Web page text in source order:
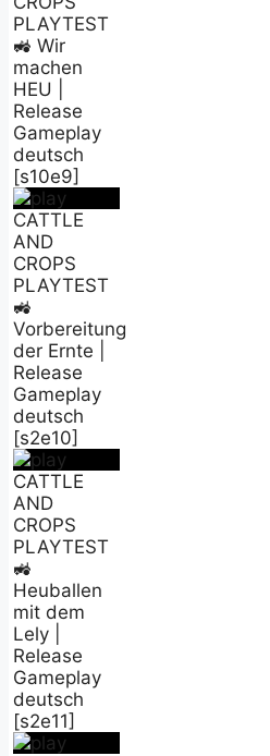
PLAYTEST
🚜 Wir
machen
HEU |
Release
Gameplay
deutsch
[s10e9]
CATTLE
AND
CROPS
PLAYTEST
🚜
Vorbereitung
der Ernte |
Release
Gameplay
deutsch
[s2e10]
CATTLE
AND
CROPS
PLAYTEST
🚜
Heuballen
mit dem
Lely |
Release
Gameplay
deutsch
[s2e11]